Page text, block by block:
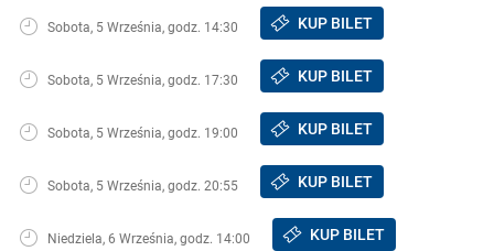
Sobota, 5 Września, godz. 14:30 KUP BILET
Sobota, 5 Września, godz. 17:30 KUP BILET
Sobota, 5 Września, godz. 19:00 KUP BILET
Sobota, 5 Września, godz. 20:55 KUP BILET
Niedziela, 6 Września, godz. 14:00 KUP BILET